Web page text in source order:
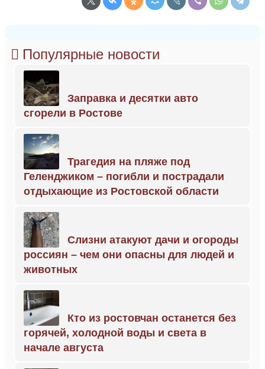
Популярные новости
Заправка и десятки авто
сгорели в Ростове
Трагедия на пляже под
Геленджиком – погибли и пострадали
отдыхающие из Ростовской области
Слизни атакуют дачи и огороды
россиян – чем они опасны для людей и
животных
Кто из ростовчан останется без
горячей, холодной воды и света в
начале августа